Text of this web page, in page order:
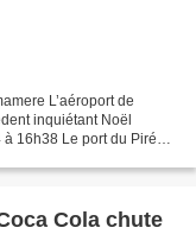
L’aéroport de
inquiétant Noël
16h38 Le port du Pirée à
Cola chute